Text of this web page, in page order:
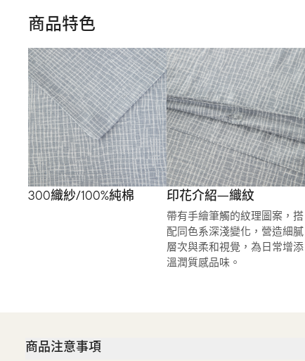
商品特色
300織紗/100%純棉 印花介紹—織紋
帶有手繪筆觸的紋理圖案，搭
配同色系深淺變化，營造細膩
層次與柔和視覺，為日常增添
溫潤質感品味。
商品注意事項